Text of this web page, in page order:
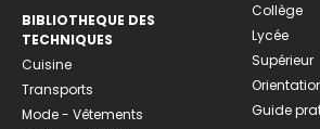
BIBLIOTHEQUE DES
TECHNIQUES
Cuisine
Transports
Mode - Vêtements
Collège
Lycée
Supérieur
Guide